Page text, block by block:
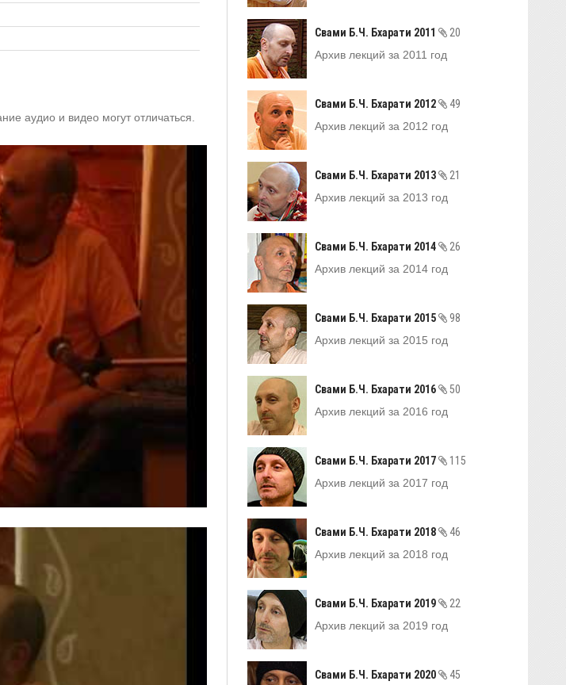
аудио и видео могут отличаться.
Свами Б.Ч. Бхарати 2011
20
Архив лекций за 2011 год
Свами Б.Ч. Бхарати 2012
49
Архив лекций за 2012 год
Свами Б.Ч. Бхарати 2013
21
Архив лекций за 2013 год
Свами Б.Ч. Бхарати 2014
26
Архив лекций за 2014 год
Свами Б.Ч. Бхарати 2015
98
Архив лекций за 2015 год
Свами Б.Ч. Бхарати 2016
50
Архив лекций за 2016 год
Свами Б.Ч. Бхарати 2017
115
Архив лекций за 2017 год
Свами Б.Ч. Бхарати 2018
46
Архив лекций за 2018 год
Свами Б.Ч. Бхарати 2019
22
Архив лекций за 2019 год
Свами Б.Ч. Бхарати 2020
45